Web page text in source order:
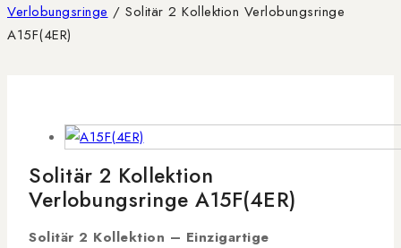
Verlobungsringe / Solitär 2 Kollektion Verlobungsringe
A15F(4ER)
Solitär 2 Kollektion
Verlobungsringe A15F(4ER)
Solitär 2 Kollektion – Einzigartige